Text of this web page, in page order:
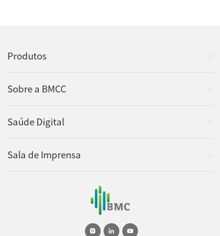
Produtos
Sobre a BMCC
Saúde Digital
Sala de Imprensa